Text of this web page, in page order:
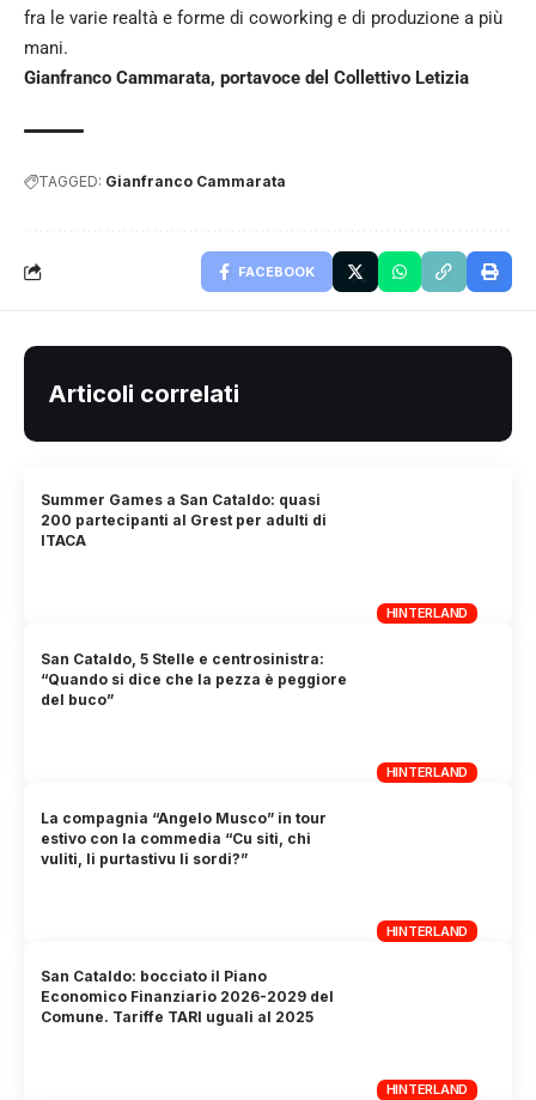
fra le varie realtà e forme di coworking e di produzione a più
mani.
Gianfranco Cammarata, portavoce del Collettivo Letizia
TAGGED: Gianfranco Cammarata
FACEBOOK
Articoli correlati
HINTERLAND
Summer Games a San Cataldo: quasi
200 partecipanti al Grest per adulti di
ITACA
HINTERLAND
San Cataldo, 5 Stelle e centrosinistra:
“Quando si dice che la pezza è peggiore
del buco”
HINTERLAND
La compagnia “Angelo Musco” in tour
estivo con la commedia “Cu siti, chi
vuliti, li purtastivu li sordi?”
HINTERLAND
San Cataldo: bocciato il Piano
Economico Finanziario 2026-2029 del
Comune. Tariffe TARI uguali al 2025